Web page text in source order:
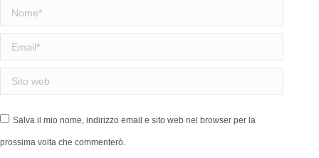
Nome *
Email *
Sito web
Salva il mio nome, indirizzo email e sito web nel browser per la
prossima volta che commenterò.